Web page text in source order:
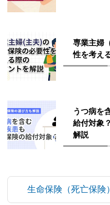
専業主婦
性を考え
うつ病を
給付対象
解説
生命保険（死亡保険